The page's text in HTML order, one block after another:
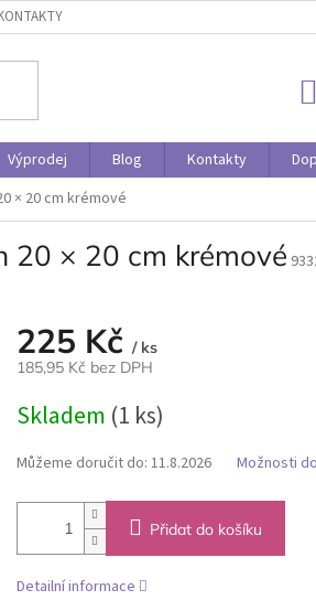
DOPRAVA A
Výprodej Blog Kontakty
× 20 cm krémové
20 × 20 cm krémové
225 Kč / ks
185,95 Kč bez DPH
cena:
Skladem (1 ks)
Můžeme doručit do: 11.8.2026 Možnosti
Přidat do košíku
Detailní informace